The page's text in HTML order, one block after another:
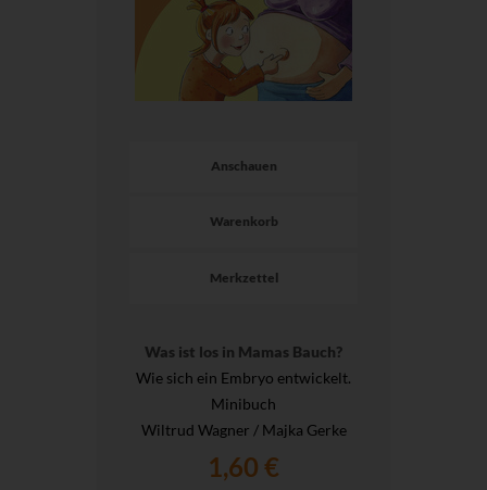
Anschauen
Warenkorb
Merkzettel
Was ist los in Mamas Bauch?
Wie sich ein Embryo entwickelt.
Minibuch
Wiltrud Wagner / Majka Gerke
1,60 €